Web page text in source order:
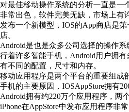
对最佳移动操作系统的分析一直是一
非常出色，软件完美无缺，市场上有
发布一个新模型，IOS的App商店是
店。
Android是也是众多公司选择的操作
行着许多智能手机，Android用户拥
有不同的配置，尺寸和内存。
移动应用程序是两个平台的重要组成
手机的主要原因，IOSAppStore拥有
Android拥有约220万个应用程序，两
iPhone在AppStore中发布应用程序非